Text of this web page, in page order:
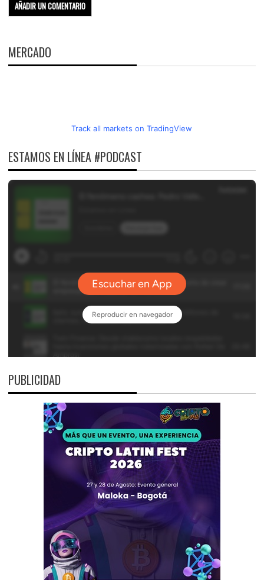
MERCADO
Track all markets on TradingView
ESTAMOS EN LÍNEA #PODCAST
PUBLICIDAD